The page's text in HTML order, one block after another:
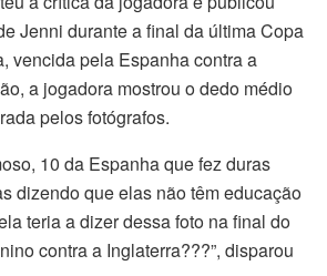
Jenni durante a final da última Copa
vencida pela Espanha contra a
a jogadora mostrou o dedo médio
pelos fotógrafos.
10 da Espanha que fez duras
dizendo que elas não têm educação
teria a dizer dessa foto na final do
contra a Inglaterra???”, disparou